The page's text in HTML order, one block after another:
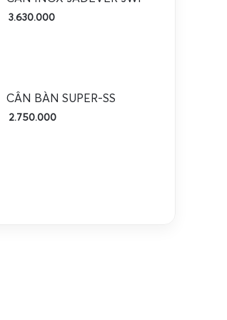
3.630.000
CÂN BÀN SUPER-SS
2.750.000